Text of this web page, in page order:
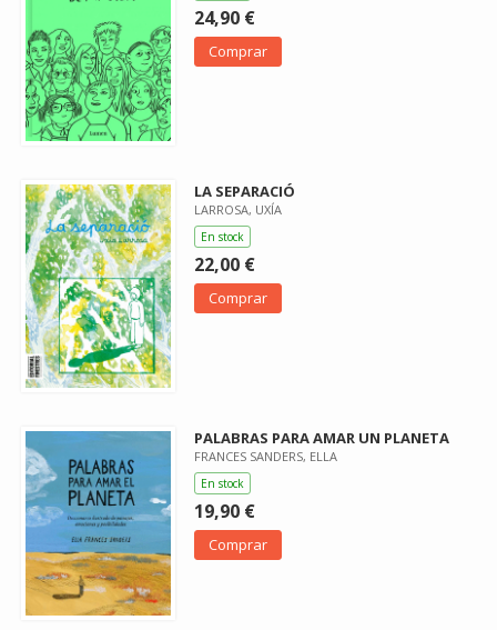
24,90 €
Comprar
LA SEPARACIÓ
LARROSA, UXÍA
En stock
22,00 €
Comprar
PALABRAS PARA AMAR UN PLANETA
FRANCES SANDERS, ELLA
En stock
19,90 €
Comprar